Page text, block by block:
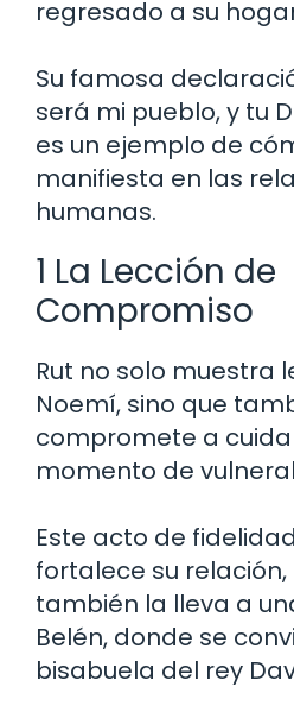
regresado a su
Su famosa
será mi pueblo, y tu
es un ejemplo de
manifiesta en las
humanas.
1 La Lección de
Compromiso
Rut no solo muestra
Noemí, sino que
compromete a
momento de
Este acto de
fortalece su relación,
también la lleva a
Belén, donde se
bisabuela del rey